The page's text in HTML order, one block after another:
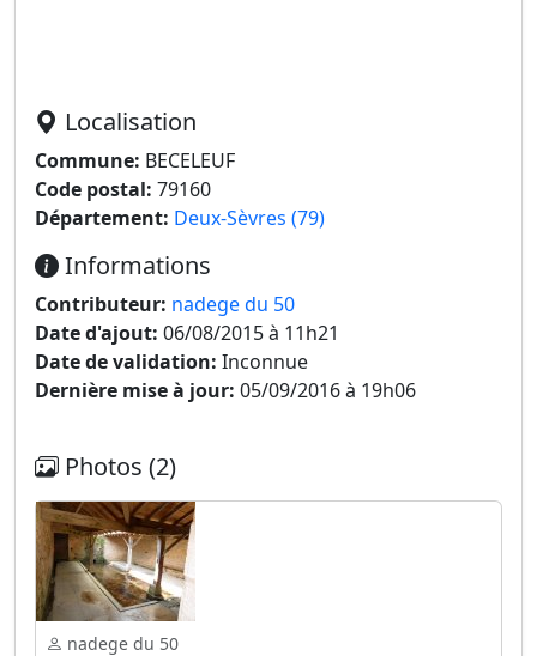
Localisation
Commune: BECELEUF
Code postal: 79160
Département: Deux-Sèvres (79)
Informations
Contributeur: nadege du 50
Date d'ajout: 06/08/2015 à 11h21
Date de validation: Inconnue
Dernière mise à jour: 05/09/2016 à 19h06
Photos (2)
nadege du 50